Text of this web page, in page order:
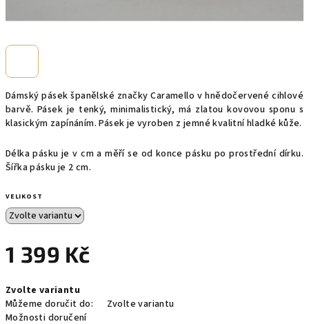
Dámský pásek španělské značky Caramello v hnědočervené cihlové
barvě. Pásek je tenký, minimalistický, má zlatou kovovou sponu s
klasickým zapínáním. Pásek je vyroben z jemné kvalitní hladké kůže.
Délka pásku je v cm a měří se od konce pásku po prostřední dírku.
Šířka pásku je 2 cm.
VELIKOST
1 399 Kč
cena:
Zvolte variantu
Můžeme doručit do:
Zvolte variantu
Možnosti doručení